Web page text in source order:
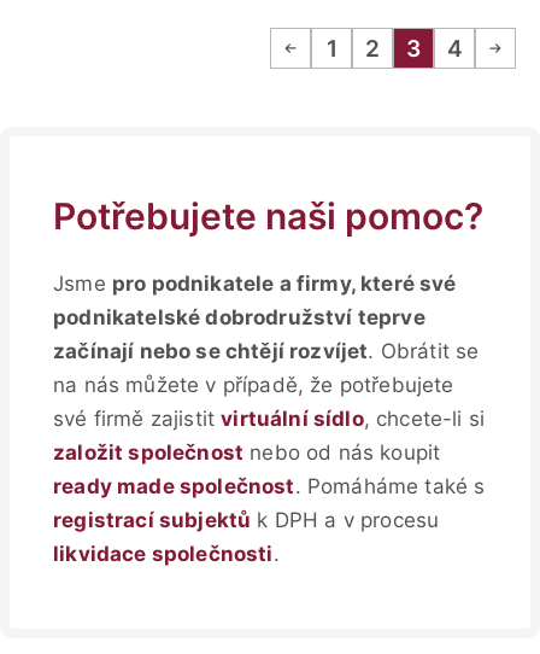
1 2 3 4
Potřebujete naši pomoc?
Jsme pro podnikatele a firmy, které své
podnikatelské dobrodružství teprve
začínají nebo se chtějí rozvíjet. Obrátit se
na nás můžete v případě, že potřebujete
své firmě zajistitvirtuální sídlo, chcete-li si
založit společnost nebo od nás koupit
ready made společnost. Pomáháme také s
registrací subjektů k DPH a v procesu
likvidace společnosti.